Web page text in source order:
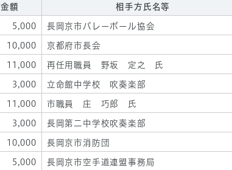
金額 相手方氏名等
5,000 長岡京市バレーボール協会
10,000 京都府市長会
11,000 再任用職員 野坂 定之 氏
3,000 立命館中学校 吹奏楽部
11,000 市職員 庄 巧郎 氏
3,000 長岡第二中学校吹奏楽部
10,000 長岡京市消防団
5,000 長岡京市空手道連盟事務局